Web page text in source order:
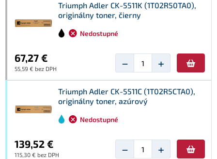
Triumph Adler CK-5511K (1T02R50TA0),
originálny toner, čierny
Nedostupné
67,27 €
55,59 € bez DPH − +
Triumph Adler CK-5511C (1T02R5CTA0),
originálny toner, azúrový
Nedostupné
139,52 €
115,30 € bez DPH − +